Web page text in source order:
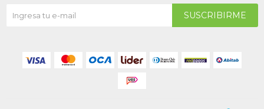
SUSCRIBIRME